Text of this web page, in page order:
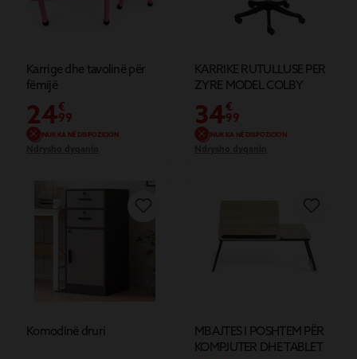
Karrige dhe tavolinë për
fëmijë
24€
99
NUK KA NË DISPOZICION
KARRIKE RUTULLUSE PER
ZYRE MODEL COLBY
34€
99
NUK KA NË DISPOZICION
Komodinë druri
MBAJTES I POSHTEM PËR
KOMPJUTER DHE TABLET